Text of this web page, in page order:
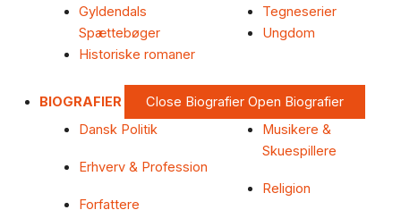
Gyldendals
Spættebøger
Historiske romaner
Tegneserier
Ungdom
BIOGRAFIER Close Biografier Open Biografier
Dansk Politik
Erhverv & Profession
Forfattere
Musikere &
Skuespillere
Religion